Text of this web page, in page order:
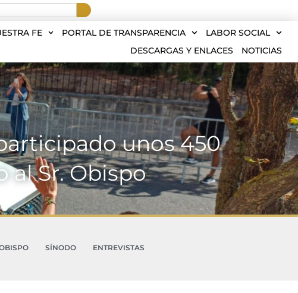
FE PORTAL DE TRANSPARENCIA
LABOR SOCIAL
DESCARGAS Y ENLACES
NOTICIAS
unos 450
al Sr. Obispo
SÍNODO
ENTREVISTAS